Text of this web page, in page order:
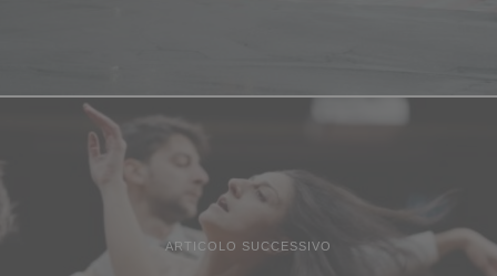
ARTICOLO SUCCESSIVO